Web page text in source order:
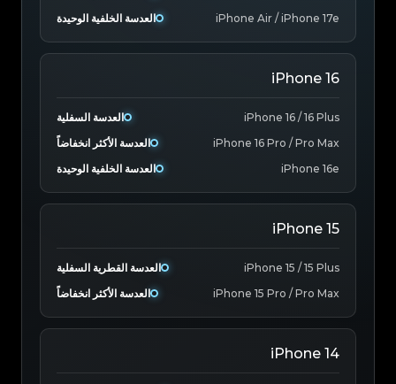
iPhone Air / iPhone 17e
العدسة الخلفية الوحيدة
iPhone 16
iPhone 16 / 16 Plus
العدسة السفلية
iPhone 16 Pro / Pro Max
العدسة الأكثر انخفاضاً
iPhone 16e
العدسة الخلفية الوحيدة
iPhone 15
iPhone 15 / 15 Plus
العدسة القطرية السفلية
iPhone 15 Pro / Pro Max
العدسة الأكثر انخفاضاً
iPhone 14